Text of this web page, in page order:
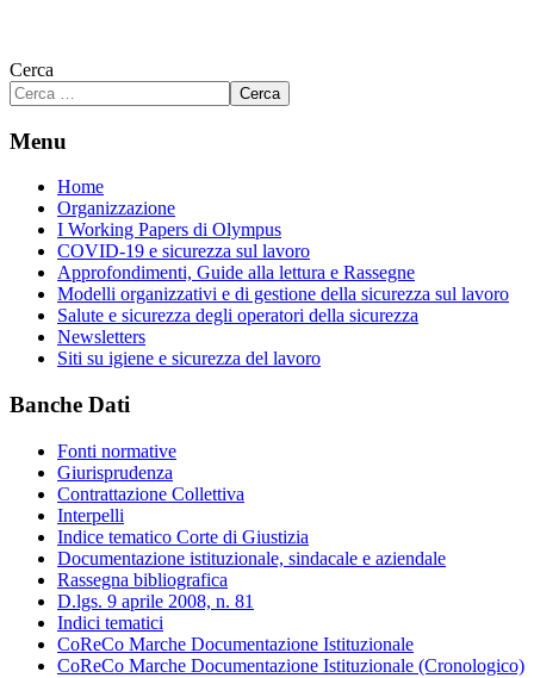
Cerca
Cerca
Menu
Home
Organizzazione
I Working Papers di Olympus
COVID-19 e sicurezza sul lavoro
Approfondimenti, Guide alla lettura e Rassegne
Modelli organizzativi e di gestione della sicurezza sul lavoro
Salute e sicurezza degli operatori della sicurezza
Newsletters
Siti su igiene e sicurezza del lavoro
Banche Dati
Fonti normative
Giurisprudenza
Contrattazione Collettiva
Interpelli
Indice tematico Corte di Giustizia
Documentazione istituzionale, sindacale e aziendale
Rassegna bibliografica
D.lgs. 9 aprile 2008, n. 81
Indici tematici
CoReCo Marche Documentazione Istituzionale
CoReCo Marche Documentazione Istituzionale (Cronologico)